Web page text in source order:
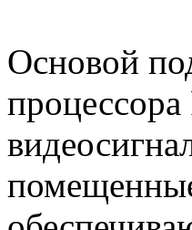
Основой